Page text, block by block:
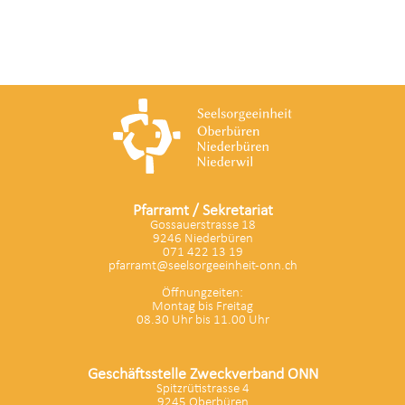
Pfarramt / Sekretariat
Gossauerstrasse 18
9246 Niederbüren
071 422 13 19
pfarramt@seelsorgeeinheit-onn.ch
Öffnungzeiten:
Montag bis Freitag
08.30 Uhr bis 11.00 Uhr
Geschäftsstelle Zweckverband ONN
Spitzrütistrasse 4
9245 Oberbüren